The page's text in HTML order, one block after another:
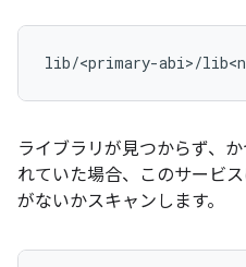
ライブラリが見つからず、
れていた場合、このサービ
がないかスキャンします。